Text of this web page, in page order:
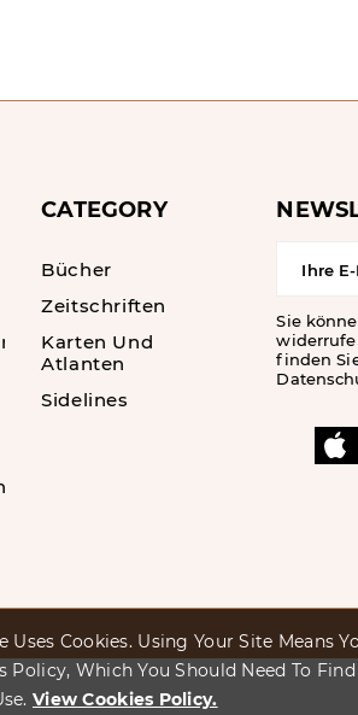
Uses Cookies. Using Your Site Means
Policy, Which You Should Need To
View Cookies Policy.
CATEGORY
Bücher
Zeitschriften
Karten Und
Atlanten
Sidelines
Sie
finden